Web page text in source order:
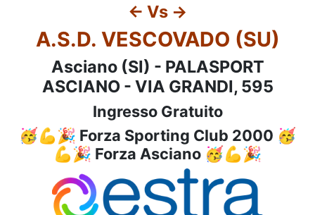
<- Vs ->
A.S.D. VESCOVADO (SU)
Asciano (SI) - PALASPORT
ASCIANO - VIA GRANDI, 595
Ingresso Gratuito
🥳💪🎉 Forza Sporting Club 2000 🥳
💪🎉 Forza Asciano 🥳💪🎉